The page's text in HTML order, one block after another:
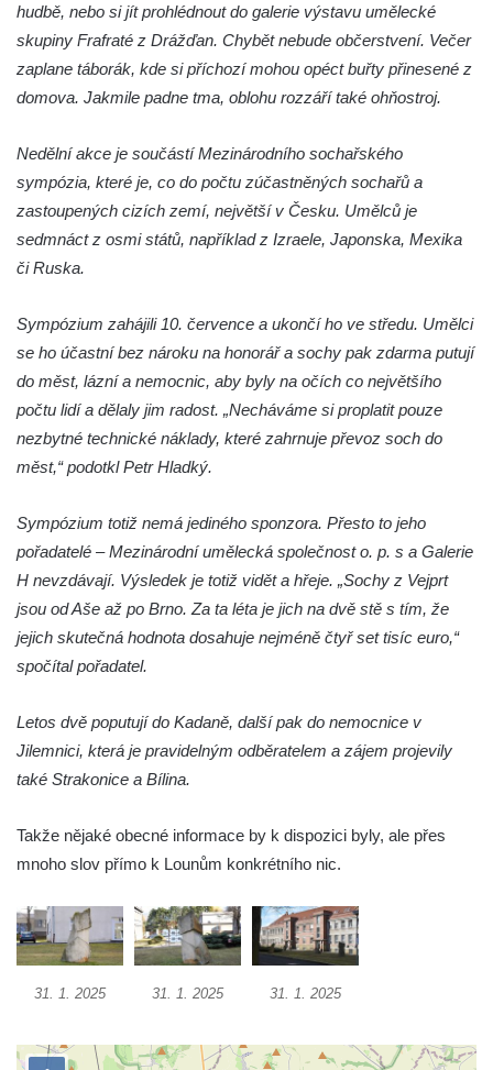
Mirošovicích
Socha vodníka u požární nádrže v
Mirošovicích
Socha býka před areálem firmy 2JCP v
Povodňový sloup II. v Dobříni
Pamětní kámen vodního díla Josefův Důl
Socha svatého Floriána na domě čp. 3 v
Socha svaté Anny u domu čp. 3 v Oparnu
Lavička Václava Havla v Krásné Lípě
Upoutávka JduHřebenovkou u parkoviště
Kamenný obelisk na vyhlídce u Pravčické
brány
Sousoší svatého Václava, svatého Floriána
a svatého Jana Nepomuckého východně
Podstavec v zámecké zahradě v Duchcově
Sousoší dětí u obecního úřadu v Janově
fresky v Duchcově
Socha Amfitrité u pavilonu Reinerovy fresky
v Duchcově
Socha Flóry u pavilonu Reinerovy fresky v
Duchcově
Socha Afrodité u pavilonu Reinerovy fresky
Pamětní kámen rybníka Barbory v
hudbě, nebo si jít prohlédnout do galerie výstavu umělecké
skupiny Frafraté z Drážďan. Chybět nebude občerstvení. Večer
zaplane táborák, kde si příchozí mohou opéct buřty přinesené z
domova. Jakmile padne tma, oblohu rozzáří také ohňostroj.
Nedělní akce je součástí Mezinárodního sochařského
sympózia, které je, co do počtu zúčastněných sochařů a
zastoupených cizích zemí, největší v Česku. Umělců je
sedmnáct z osmi států, například z Izraele, Japonska, Mexika
či Ruska.
Sympózium zahájili 10. července a ukončí ho ve středu. Umělci
se ho účastní bez nároku na honorář a sochy pak zdarma putují
do měst, lázní a nemocnic, aby byly na očích co největšího
počtu lidí a dělaly jim radost. „Necháváme si proplatit pouze
nezbytné technické náklady, které zahrnuje převoz soch do
měst,“ podotkl Petr Hladký.
Sympózium totiž nemá jediného sponzora. Přesto to jeho
pořadatelé – Mezinárodní umělecká společnost o. p. s a Galerie
H nevzdávají. Výsledek je totiž vidět a hřeje. „Sochy z Vejprt
jsou od Aše až po Brno. Za ta léta je jich na dvě stě s tím, že
jejich skutečná hodnota dosahuje nejméně čtyř set tisíc euro,“
spočítal pořadatel.
Letos dvě poputují do Kadaně, další pak do nemocnice v
Jilemnici, která je pravidelným odběratelem a zájem projevily
také Strakonice a Bílina.
Takže nějaké obecné informace by k dispozici byly, ale přes
mnoho slov přímo k Lounům konkrétního nic.
31. 1. 2025 31. 1. 2025 31. 1. 2025